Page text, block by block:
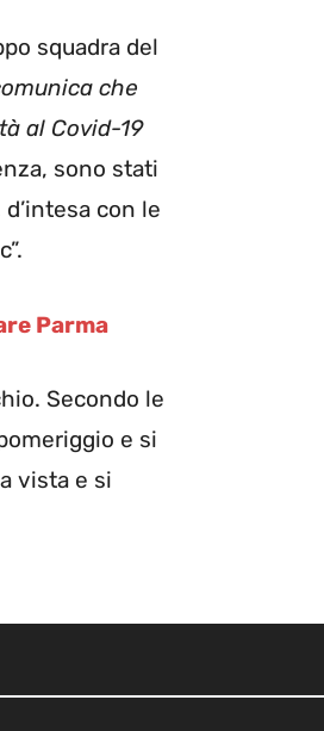
squadra del
che
al Covid-19
sono stati
con le
Parma
Secondo le
e si
vista e si